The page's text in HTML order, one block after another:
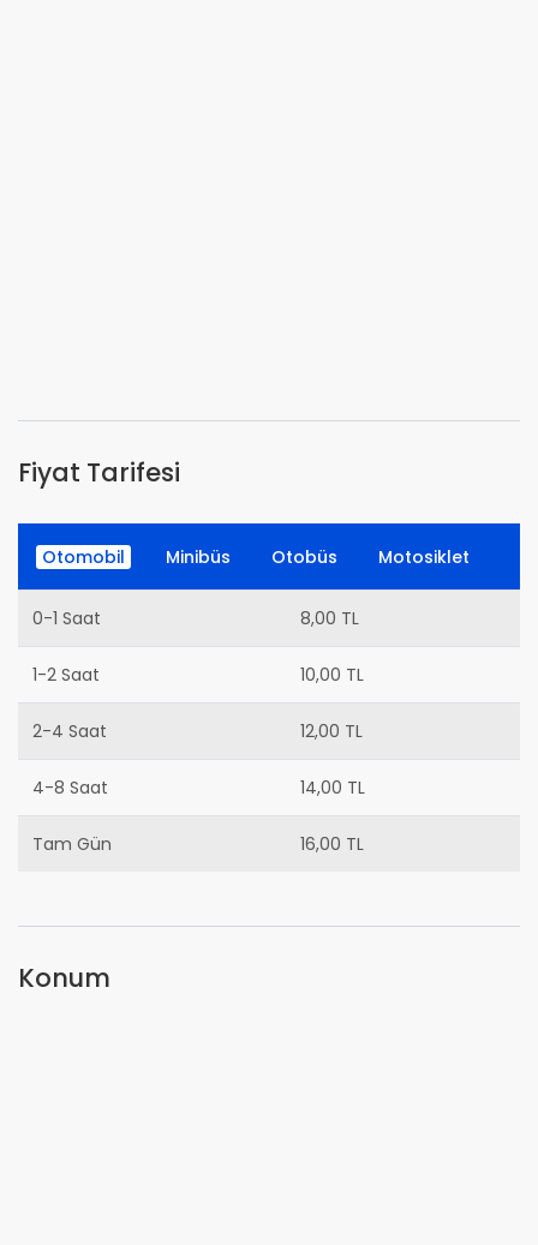
Fiyat Tarifesi
Otomobil Minibüs Otobüs Motosiklet
0-1 Saat 8,00 TL
1-2 Saat 10,00 TL
2-4 Saat 12,00 TL
4-8 Saat 14,00 TL
Tam Gün 16,00 TL
Konum